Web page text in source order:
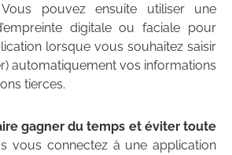
pouvez ensuite utiliser une
digitale ou faciale pour
lorsque vous souhaitez saisir
automatiquement vos informations
tierces.
gagner du temps et éviter toute
vous connectez à une application